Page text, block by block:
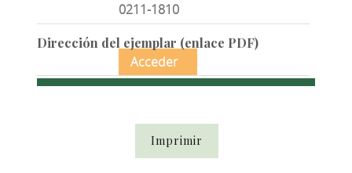
0211-1810
Dirección del ejemplar (enlace PDF)
Acceder
Imprimir